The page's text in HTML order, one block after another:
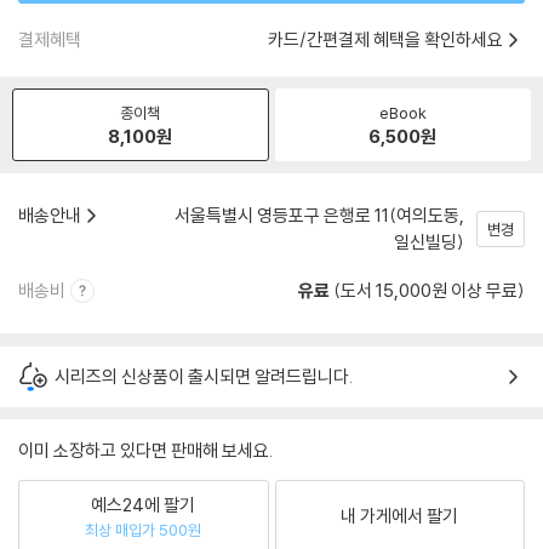
결제혜택 카드/간편결제 혜택을 확인하세요
종이책
8,100원
eBook
6,500원
배송안내
서울특별시 영등포구 은행로 11(여의도동,
일신빌딩)
변경
배송비 유료 (도서 15,000원 이상 무료)
시리즈의 신상품이 출시되면 알려드립니다.
이미 소장하고 있다면 판매해 보세요.
예스24에 팔기
최상 매입가 500원
내 가게에서 팔기